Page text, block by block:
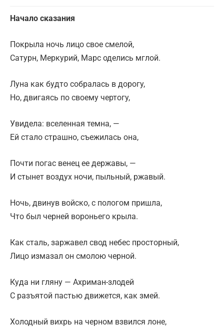
Начало сказания
Покрыла ночь лицо свое смелой,
Сатурн, Меркурий, Марс оделись мглой.
Луна как будто собралась в дорогу,
Но, двигаясь по своему чертогу,
Увидела: вселенная темна, —
Ей стало страшно, съежилась она,
Почти погас венец ее державы, —
И стынет воздух ночи, пыльный, ржавый.
Ночь, двинув войско, с пологом пришла,
Что был черней вороньего крыла.
Как сталь, заржавел свод небес просторный,
Лицо измазал он смолою черной.
Куда ни гляну — Ахриман-злодей
С разъятой пастью движется, как змей.
Холодный вихрь на черном взвился лоне,